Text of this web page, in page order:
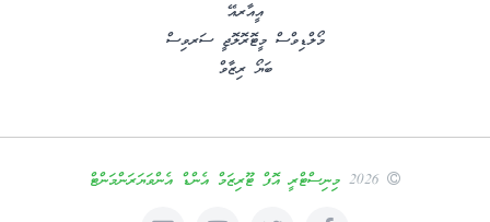
އީއާރއޭ
މޯލްޑިވްސް މީޓޮރޮލޮޖީ ސަރވިސް
ބަޔޯ ރިޒާވް
މިނިސްޓްރީ އޮފް ޓޫރިޒަމް އެންޑް އެންވަޔަރަންމަންޓް